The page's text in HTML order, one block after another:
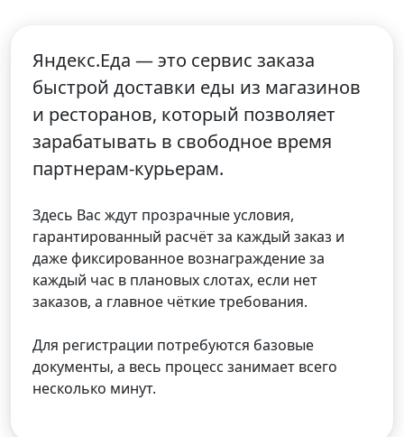
Яндекс.Еда — это сервис заказа
быстрой доставки еды из магазинов
и ресторанов, который позволяет
зарабатывать в свободное время
партнерам-курьерам.
Здесь Вас ждут прозрачные условия,
гарантированный расчёт за каждый заказ и
даже фиксированное вознаграждение за
каждый час в плановых слотах, если нет
заказов, а главное чёткие требования.
Для регистрации потребуются базовые
документы, а весь процесс занимает всего
несколько минут.